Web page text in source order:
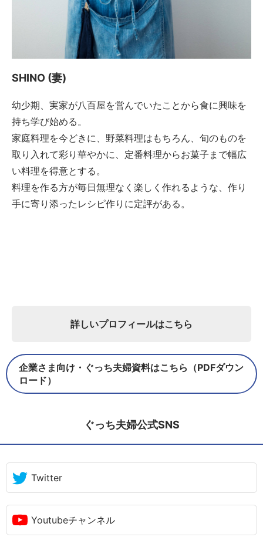
SHINO (妻)
幼少期、実家が八百屋を営んでいたことから食に興味を
持ち学び始める。
家庭料理を今どきに、野菜料理はもちろん、旬のものを
取り入れて彩り華やかに、定番料理からお菓子まで幅広
い料理を得意とする。
料理を作る方が毎日無理なく楽しく作れるような、作り
手に寄り添ったレシピ作りに定評がある。
詳しいプロフィールはこちら
企業さま向け・ぐっち夫婦資料はこちら（PDFダウン
ロード）
ぐっち夫婦公式SNS
Twitter
Youtubeチャンネル